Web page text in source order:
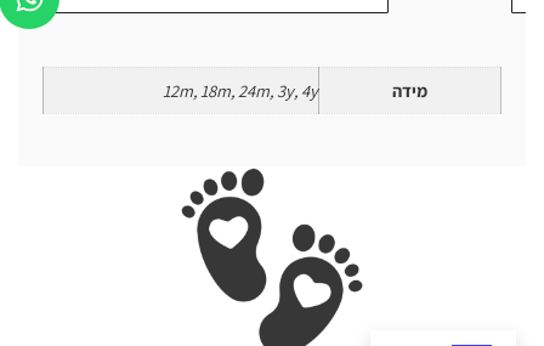
מידה 12m, 18m, 24m, 3y, 4y